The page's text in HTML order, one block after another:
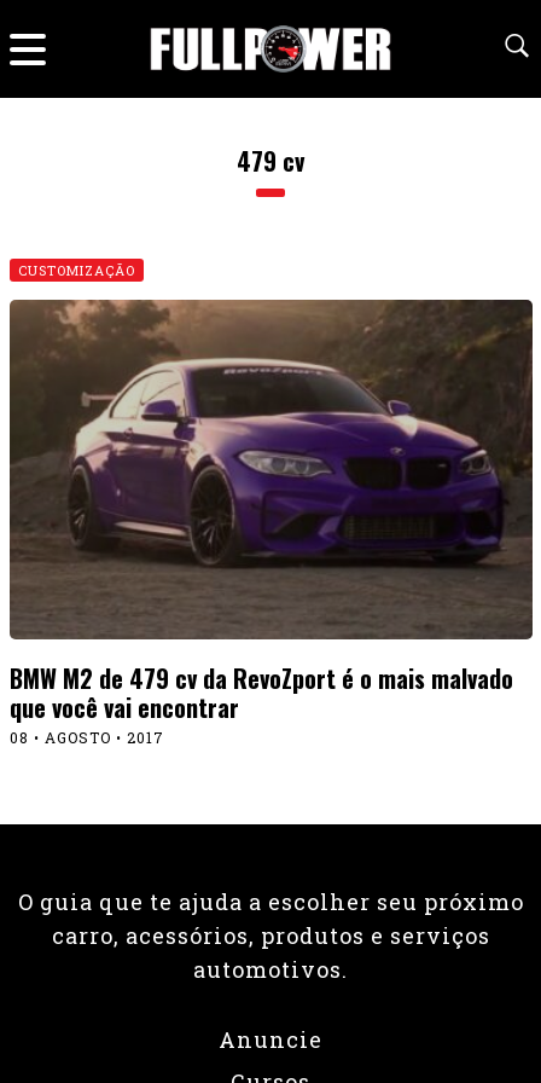
479 cv
CUSTOMIZAÇÃO
BMW M2 de 479 cv da RevoZport é o mais malvado
que você vai encontrar
08 • AGOSTO • 2017
O guia que te ajuda a escolher seu próximo
carro, acessórios, produtos e serviços
automotivos.
Anuncie